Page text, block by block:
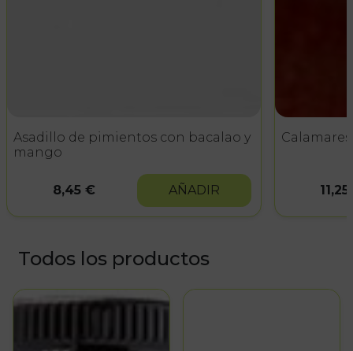
Asadillo de pimientos con bacalao y
mango
8,45 € AÑADIR
Todos los productos